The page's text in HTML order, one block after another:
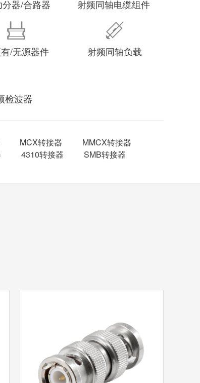
器/合路器 射频同轴电缆组件
/无源器件 射频同轴负载
检波器
MCX转接器
MMCX转接器
4310转接器
SMB转接器